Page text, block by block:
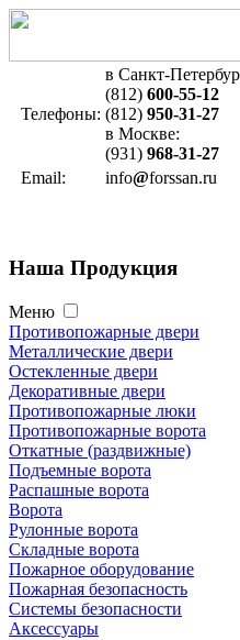
Телефоны:
в Санкт-
(812) 600-55-12
(812) 950-31-27
в Москве:
(931) 968-31-27
Email:
info@forssan.ru
Наша Продукция
Меню
Противопожарные двери
Металлические двери
Остекленные двери
Декоративные двери
Противопожарные люки
Противопожарные ворота
Откатные (раздвижные)
Подъемные ворота
Распашные ворота
Ворота
Рулонные ворота
Складные ворота
Пожарное оборудование
Пожарная безопасность
Системы безопасности
Аксессуары